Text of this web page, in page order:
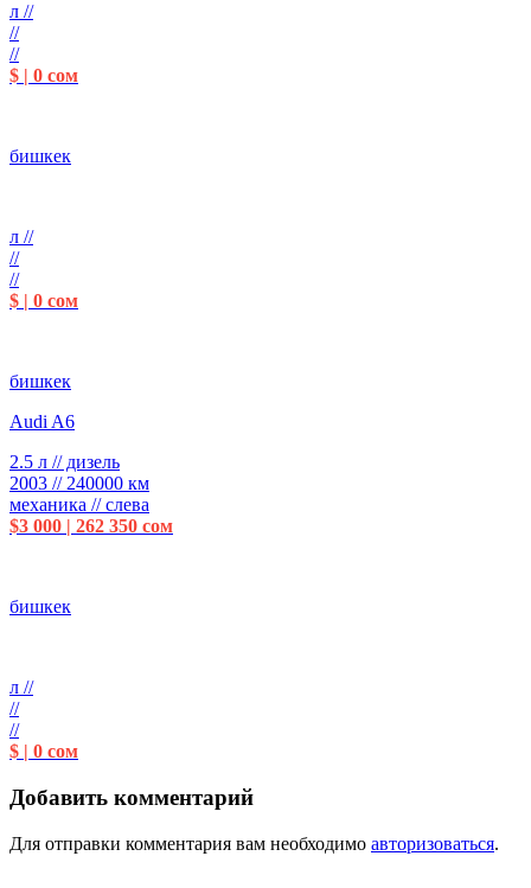
л //
//
//
$ | 0 сом
бишкек
л //
//
//
$ | 0 сом
бишкек
Audi A6
2.5 л // дизель
2003 // 240000 км
механика // слева
$3 000 | 262 350 сом
бишкек
л //
//
//
$ | 0 сом
Добавить комментарий
Для отправки комментария вам необходимо авторизоваться.